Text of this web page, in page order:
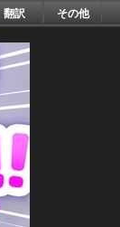
翻訳 その他